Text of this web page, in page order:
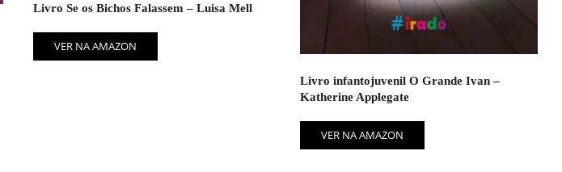
Livro Se os Bichos Falassem – Luisa Mell
VER NA AMAZON
Livro infantojuvenil O Grande Ivan –
Katherine Applegate
VER NA AMAZON